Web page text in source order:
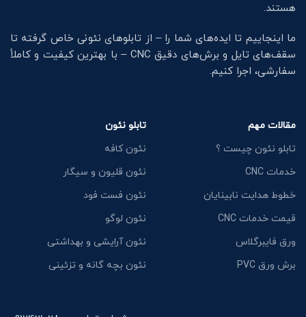
هستند.
ما اینجاییم تا ایده‌های شما را – از تابلوهای نئونی خاص گرفته تا
سقف‌های تایل و برش‌های دقیق CNC – با بهترین کیفیت و کاملاً
سفارشی، اجرا کنیم.
مقالات مهم
تابلو نئون چیست ؟
خدمات CNC
خطوط هدایت نابینایان
قیمت خدمات CNC
ورق فایبرگلاس
برش ورق PVC
تابلو نئون
نئون کافه
نئون قلیون و سیگار
نئون فست فود
نئون لوگو
نئون آرایشی و بهداشتی
نئون بچه گانه و تزئینی